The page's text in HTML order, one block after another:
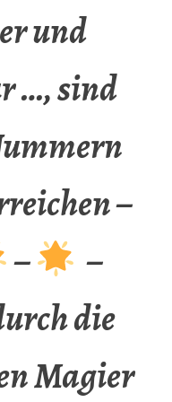
und
…, sind
–
–
–
die
Magier